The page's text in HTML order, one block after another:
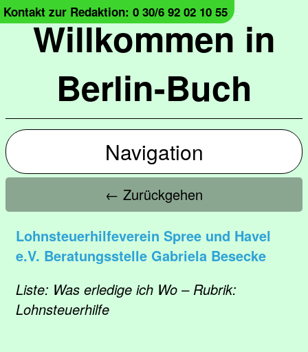
Willkommen in
Berlin-Buch
Kontakt zur Redaktion: 0 30/6 92 02 10 55
Navigation
← Zurückgehen
Lohnsteuerhilfeverein Spree und Havel
e.V. Beratungsstelle Gabriela Besecke
Liste: Was erledige ich Wo – Rubrik:
Lohnsteuerhilfe